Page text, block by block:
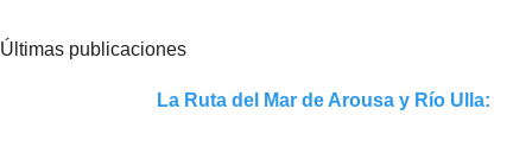
Últimas publicaciones
La Ruta del Mar de Arousa y Río Ulla: